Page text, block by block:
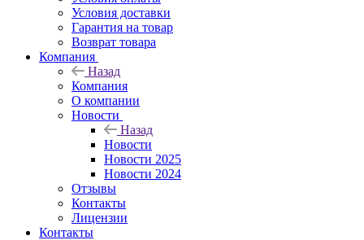
Условия доставки
Гарантия на товар
Возврат товара
Компания
Назад
Компания
О компании
Новости
Назад
Новости
Новости 2025
Новости 2024
Отзывы
Контакты
Лицензии
Контакты